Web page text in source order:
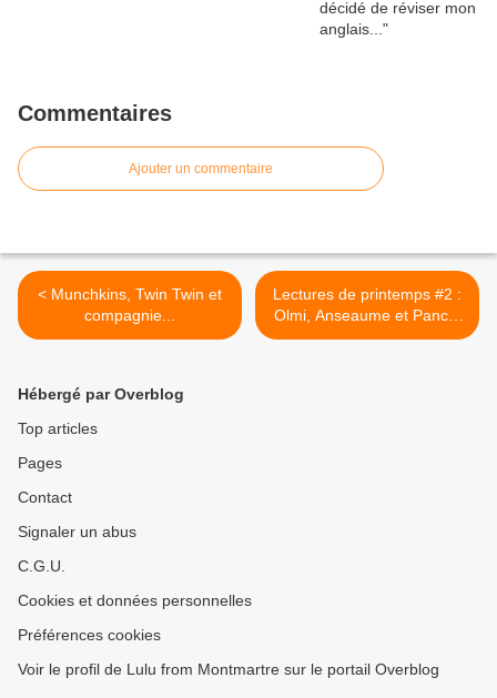
Commentaires
Ajouter un commentaire
< Munchkins, Twin Twin et
compagnie...
Lectures de printemps #2 :
Olmi, Anseaume et Pancol
>
Hébergé par Overblog
Top articles
Pages
Contact
Signaler un abus
C.G.U.
Cookies et données personnelles
Préférences cookies
Voir le profil de Lulu from Montmartre sur le portail Overblog